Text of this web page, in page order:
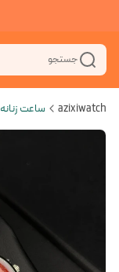
جستجو
azixiwatch ساعت زنانه